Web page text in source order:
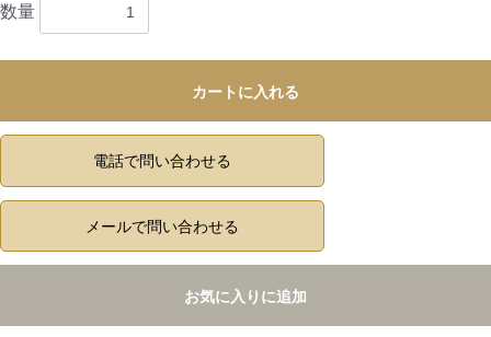
数量
カートに入れる
電話で問い合わせる
メールで問い合わせる
お気に入りに追加